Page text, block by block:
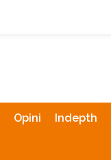
Opini Indepth